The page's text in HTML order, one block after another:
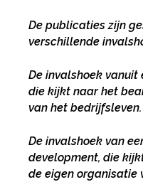
De publicaties zijn
verschillende
De invalshoek vanuit
die kijkt naar het
van het bedrijfsleven.
De invalshoek van
development, die
de eigen organisatie